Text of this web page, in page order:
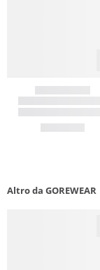
Altro da GOREWEAR